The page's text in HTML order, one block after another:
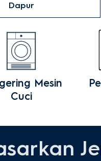
Dapur
Mesin
Cuci